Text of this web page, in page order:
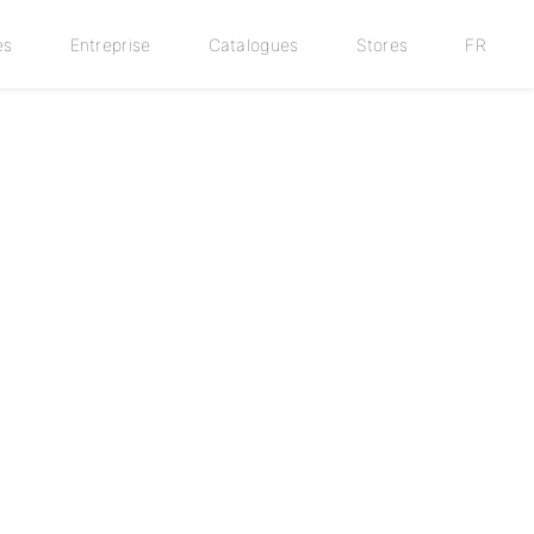
Entreprise Catalogues Stores FR